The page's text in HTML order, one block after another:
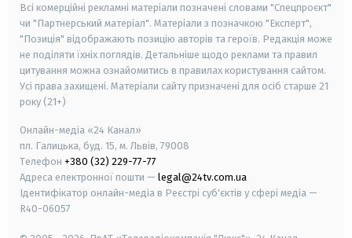
Всі комерційні рекламні матеріали позначені словами "Спецпроєкт"
чи "Партнерський матеріал". Матеріали з позначкою "Експерт",
"Позиція" відображають позицію авторів та героїв. Редакція може
не поділяти їхніх поглядів. Детальніше щодо реклами та правил
цитування можна ознайомитись в правилах користування сайтом.
Усі права захищені. Матеріали сайту призначені для осіб старше 21
року (21+)
Онлайн-медіа «24 Канал»
пл. Галицька, буд. 15, м. Львів, 79008
Телефон +380 (32) 229-77-77
Адреса електронної пошти — legal@24tv.com.ua
Ідентифікатор онлайн-медіа в Реєстрі суб'єктів у сфері медіа —
R40-06057